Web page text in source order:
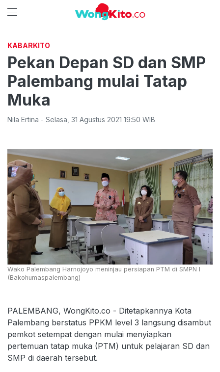
KABARKITO
Pekan Depan SD dan SMP
Palembang mulai Tatap
Muka
Nila Ertina - Selasa 31 Agustus 2021 19:50 WIB
Wako Palembang Harnojoyo meninjau persiapan PTM di SMPN I
(Bakohumaspalembang)
PALEMBANG, WongKito.co - Ditetapkannya Kota
Palembang berstatus PPKM level 3 langsung disambut
pemkot setempat dengan mulai menyiapkan
pertemuan tatap muka (PTM) untuk pelajaran SD dan
SMP di daerah tersebut.